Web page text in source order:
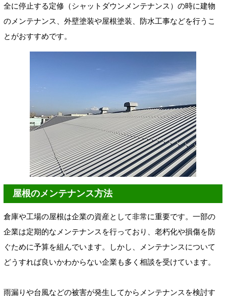
全に停止する定修（シャットダウンメンテナンス）の時に建物
のメンテナンス、外壁塗装や屋根塗装、防水工事などを行うこ
とがおすすめです。
屋根のメンテナンス方法
倉庫や工場の屋根は企業の資産として非常に重要です。一部の
企業は定期的なメンテナンスを行っており、老朽化や損傷を防
ぐために予算を組んでいます。しかし、メンテナンスについて
どうすれば良いかわからない企業も多く相談を受けています。
雨漏りや台風などの被害が発生してからメンテナンスを検討す